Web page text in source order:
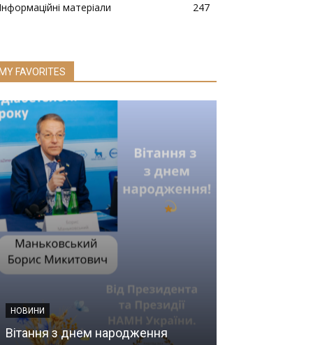
Інформаційні матеріали
247
MY FAVORITES
НОВИНИ
Вітання з днем народження